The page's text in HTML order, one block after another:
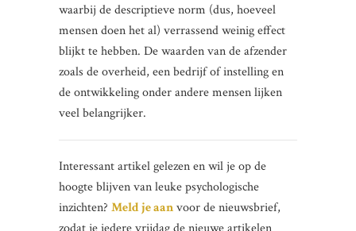
waarbij de descriptieve norm (dus, hoeveel
mensen doen het al) verrassend weinig effect
blijkt te hebben. De waarden van de afzender
zoals de overheid, een bedrijf of instelling en
de ontwikkeling onder andere mensen lijken
veel belangrijker.
Interessant artikel gelezen en wil je op de
hoogte blijven van leuke psychologische
inzichten? Meld je aanvoor de nieuwsbrief,